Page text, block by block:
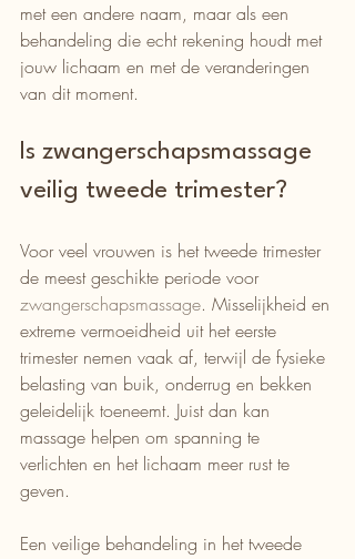
met een andere naam, maar als een
behandeling die echt rekening houdt met
jouw lichaam en met de veranderingen
van dit moment.
Is zwangerschapsmassage
veilig tweede trimester?
Voor veel vrouwen is het tweede trimester
de meest geschikte periode voor
zwangerschapsmassage. Misselijkheid en
extreme vermoeidheid uit het eerste
trimester nemen vaak af, terwijl de fysieke
belasting van buik, onderrug en bekken
geleidelijk toeneemt. Juist dan kan
massage helpen om spanning te
verlichten en het lichaam meer rust te
geven.
Een veilige behandeling in het tweede